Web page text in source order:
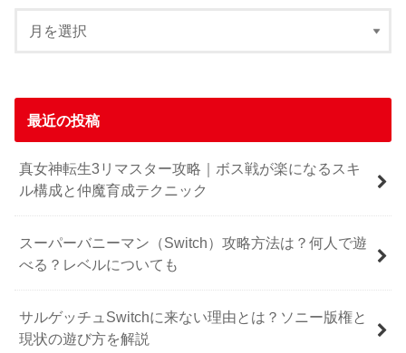
最近の投稿
真女神転生3リマスター攻略｜ボス戦が楽になるスキ
ル構成と仲魔育成テクニック
スーパーバニーマン（Switch）攻略方法は？何人で遊
べる？レベルについても
サルゲッチュSwitchに来ない理由とは？ソニー版権と
現状の遊び方を解説